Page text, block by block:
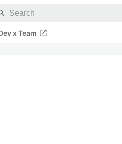
x Team open_in_new